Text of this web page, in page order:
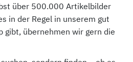
über 500.000 Artikelbilder
in der Regel in unserem gut
gibt, übernehmen wir gern die